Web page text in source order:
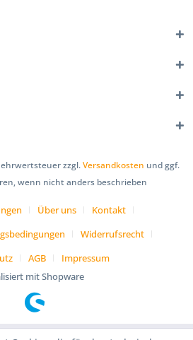
zzgl.Versandkosten und ggf.
wenn nicht anders beschrieben
Über uns
Kontakt
Widerrufsrecht
AGB
Impressum
mit Shopware